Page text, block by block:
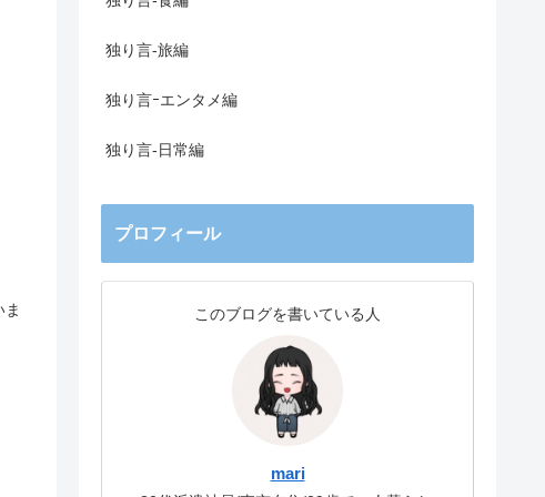
独り言-旅編
独り言ｰエンタメ編
独り言-日常編
プロフィール
このブログを書いている人
mari